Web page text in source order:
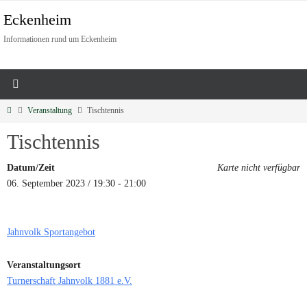
Eckenheim
Informationen rund um Eckenheim
Veranstaltung Tischtennis
Tischtennis
Karte nicht verfügbar
Datum/Zeit
06. September 2023 / 19:30 - 21:00
Jahnvolk Sportangebot
Veranstaltungsort
Turnerschaft Jahnvolk 1881 e.V.